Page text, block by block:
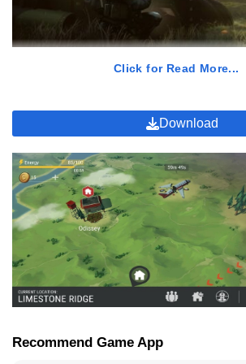
yang dirilis pada tahun 2017 oleh
bersahabat. Bisa dikatakan, grafik ini hampir
yang dimiliki oleh The Sims. Bisa terbayang
misi yang nantinya tersedia di dalam
menegangkan. Maka dari itu, Last Day on
dijadikan rekomendasi bagi sobat
menyukai tema ini.
Fitur Istimewa Last Day on Earth MOD
Ada beberapa fitur istimewa yang bisa sobat
memulaigameplay download Last Day
Click for Read More...
Download
Recommend Game App